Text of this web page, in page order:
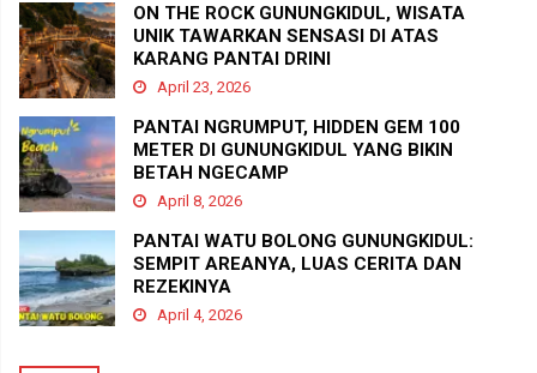
ON THE ROCK GUNUNGKIDUL, WISATA
UNIK TAWARKAN SENSASI DI ATAS
KARANG PANTAI DRINI
April 23, 2026
PANTAI NGRUMPUT, HIDDEN GEM 100
METER DI GUNUNGKIDUL YANG BIKIN
BETAH NGECAMP
April 8, 2026
PANTAI WATU BOLONG GUNUNGKIDUL:
SEMPIT AREANYA, LUAS CERITA DAN
REZEKINYA
April 4, 2026